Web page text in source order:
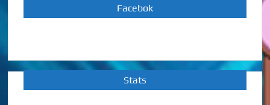
Facebok
Stats